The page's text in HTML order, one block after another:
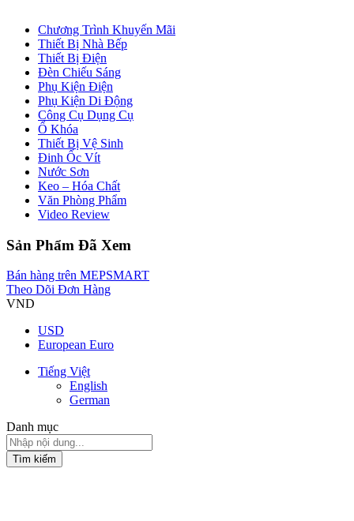
Chương Trình Khuyến Mãi
Thiết Bị Nhà Bếp
Thiết Bị Điện
Đèn Chiếu Sáng
Phụ Kiện Điện
Phụ Kiện Di Động
Công Cụ Dụng Cụ
Ổ Khóa
Thiết Bị Vệ Sinh
Đinh Ốc Vít
Nước Sơn
Keo – Hóa Chất
Văn Phòng Phẩm
Video Review
Sản Phẩm Đã Xem
Bán hàng trên MEPSMART
Theo Dõi Đơn Hàng
VND
USD
European Euro
Tiếng Việt
English
German
Danh mục
Tìm kiếm